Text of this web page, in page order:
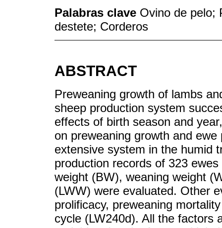
Palabras clave Ovino de pelo;
destete; Corderos
ABSTRACT
Preweaning growth of lambs
sheep production system
effects of birth season and
on preweaning growth and
extensive system in the humid
production records of 323
weight (BW), weaning weight
(LWW) were evaluated. Other
prolificacy, preweaning
cycle (LW240d). All the factors